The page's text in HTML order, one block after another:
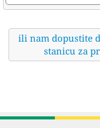
ili nam dopustite
stanicu za